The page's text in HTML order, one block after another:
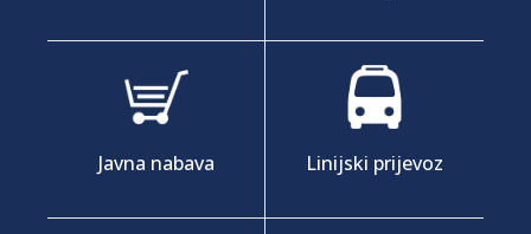
Javna nabava Linijski prijevoz